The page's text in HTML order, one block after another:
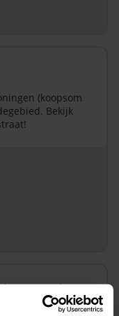
(koopsom
Bekijk
jaar gratis